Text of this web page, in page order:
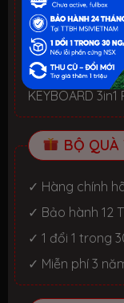
HELLO SUMMER
- Laptop
KEYBOARD 3in1
BỘ QUÀ
✓ Hàng chính
✓ Bảo hành 12
✓ 1 đổi 1 trong
✓ Miễn phí 3